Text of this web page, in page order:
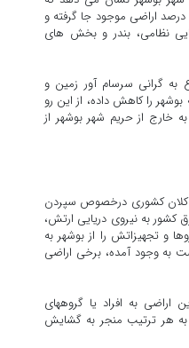
بخش سکونت گاهی آن در کمتر از 50 درصد اراضی موجود جا گرفته و
نظامی، بندر و بخش های
گرانی سرسام آور زمین و
را کاهش داده، از این رو
خارج از حریم شهر بوشهر از
کشوری درخصوص سپردن
به نیروی دریایی ارتش،
و تجهیزاتش را از بوشهر به
به وجود آمده، برخی اراضی
اراضی به افراد یا گروههای
هر ترتیب منجر به گشایش